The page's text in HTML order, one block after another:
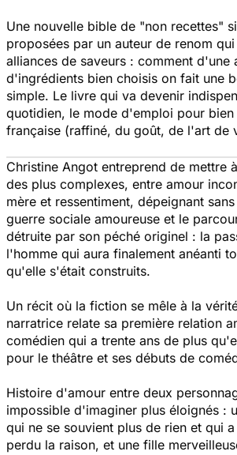
Une nouvelle bible de "non recettes"
proposées par un auteur de renom
alliances de saveurs : comment d'une
d'ingrédients bien choisis on fait une
simple. Le livre qui va devenir
quotidien, le mode d'emploi pour bien
française (raffiné, du goût, de l'art de
Christine Angot entreprend de mettre
des plus complexes, entre amour
mère et ressentiment, dépeignant
guerre sociale amoureuse et le
détruite par son péché originel : la
l'homme qui aura finalement anéanti
qu'elle s'était construits.
Un récit où la fiction se mêle à la
narratrice relate sa première relation
comédien qui a trente ans de plus
pour le théâtre et ses débuts de
Histoire d'amour entre deux
impossible d'imaginer plus éloignés :
qui ne se souvient plus de rien et qui
perdu la raison, et une fille